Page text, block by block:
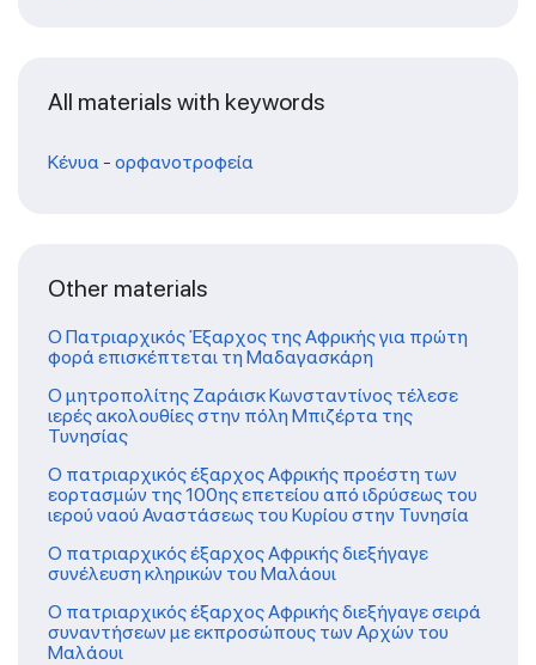
All materials with keywords
Κένυα - ορφανοτροφεία
Other materials
Ο Πατριαρχικός Έξαρχος της Αφρικής για πρώτη
φορά επισκέπτεται τη Μαδαγασκάρη
Ο μητροπολίτης Ζαράισκ Κωνσταντίνος τέλεσε
ιερές ακολουθίες στην πόλη Μπιζέρτα της
Τυνησίας
Ο πατριαρχικός έξαρχος Αφρικής προέστη των
εορτασμών της 100ης επετείου από ιδρύσεως του
ιερού ναού Αναστάσεως του Κυρίου στην Τυνησία
Ο πατριαρχικός έξαρχος Αφρικής διεξήγαγε
συνέλευση κληρικών του Μαλάουι
O πατριαρχικός έξαρχος Αφρικής διεξήγαγε σειρά
συναντήσεων με εκπροσώπους των Αρχών του
Μαλάουι